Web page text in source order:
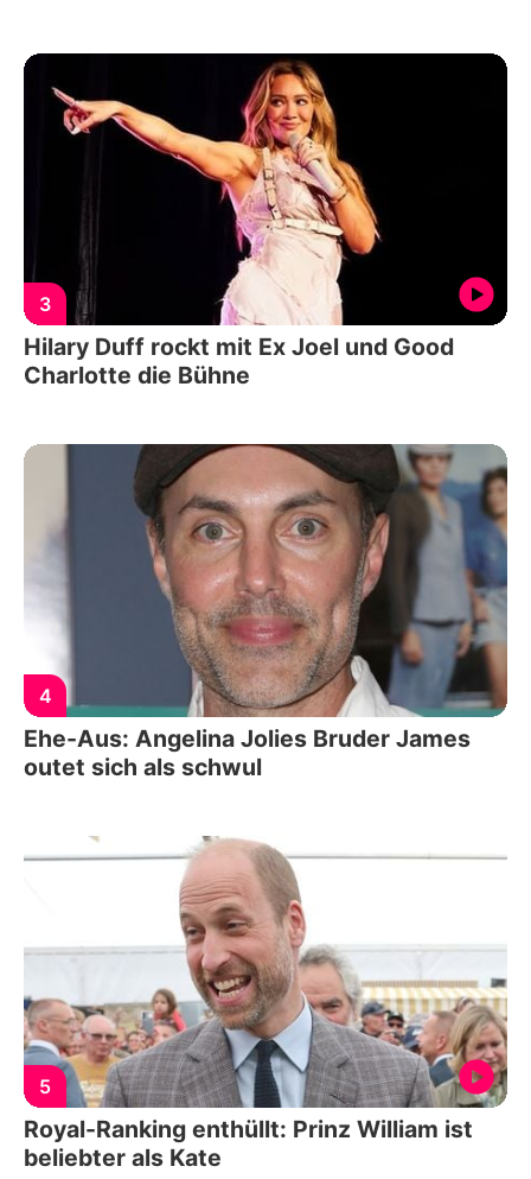
3
Hilary Duff rockt mit Ex Joel und Good
Charlotte die Bühne
4
Ehe-Aus: Angelina Jolies Bruder James
outet sich als schwul
5
Royal-Ranking enthüllt: Prinz William ist
beliebter als Kate